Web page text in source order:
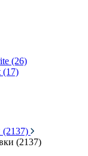
(26)
(17)
(2137)
(2137)